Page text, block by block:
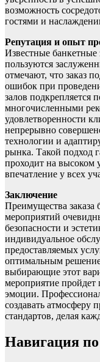
возможность
гостями и
Репутация и опыт
Известные
пользуются
отмечают, что заказ
ошибок при
залов подкрепляется
многочисленными
удовлетворенности
непрерывно
технологии и
рынка. Такой подход
проходит на высоком
впечатление у всех
Заключение
Преимущества заказа
мероприятий
безопасности и
индивидуальное
предоставляемых
оптимальным
выбирающие этот
мероприятие пройдет
эмоции.
создавать атмосферу
стандартов, делая
Навигация